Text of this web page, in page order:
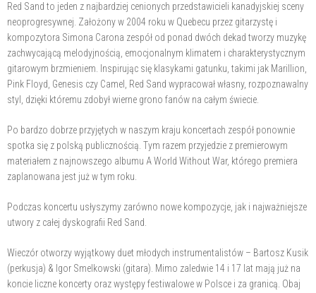
Red Sand to jeden z najbardziej cenionych przedstawicieli kanadyjskiej sceny
neoprogresywnej. Założony w 2004 roku w Quebecu przez gitarzystę i
kompozytora Simona Carona zespół od ponad dwóch dekad tworzy muzykę
zachwycającą melodyjnością, emocjonalnym klimatem i charakterystycznym
gitarowym brzmieniem. Inspirując się klasykami gatunku, takimi jak Marillion,
Pink Floyd, Genesis czy Camel, Red Sand wypracował własny, rozpoznawalny
styl, dzięki któremu zdobył wierne grono fanów na całym świecie.
Po bardzo dobrze przyjętych w naszym kraju koncertach zespół ponownie
spotka się z polską publicznością. Tym razem przyjedzie z premierowym
materiałem z najnowszego albumu A World Without War, którego premiera
zaplanowana jest już w tym roku.
Podczas koncertu usłyszymy zarówno nowe kompozycje, jak i najważniejsze
utwory z całej dyskografii Red Sand.
Wieczór otworzy wyjątkowy duet młodych instrumentalistów – Bartosz Kusik
(perkusja) & Igor Smelkowski (gitara). Mimo zaledwie 14 i 17 lat mają już na
koncie liczne koncerty oraz występy festiwalowe w Polsce i za granicą. Obaj